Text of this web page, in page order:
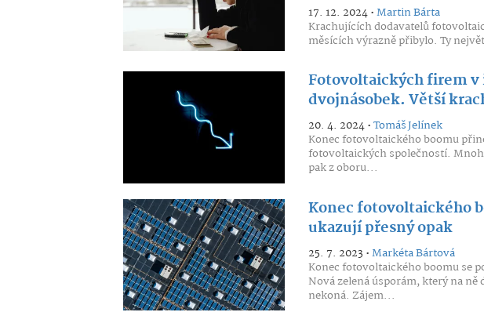
17. 12. 2024 •Martin Bárta
Krachujících dodavatelů
měsících výrazně přibylo. Ty
Fotovoltaických firem v
dvojnásobek. Větší
20. 4. 2024 •Tomáš Jelínek
Konec fotovoltaického boomu
fotovoltaických společností.
pak z oboru...
Konec fotovoltaického
ukazují přesný opak
25. 7. 2023 •Markéta Bártová
Konec fotovoltaického boomu se
Nová zelená úsporám, který na
nekoná. Zájem...